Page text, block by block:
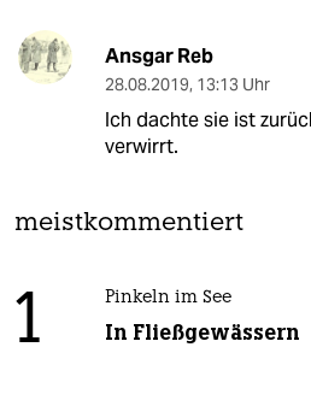
Ansgar Reb
28.08.2019, 13:13 Uhr
Ich dachte sie ist
verwirrt.
meistkommentiert
1 Pinkeln im See
In Fließgewässern